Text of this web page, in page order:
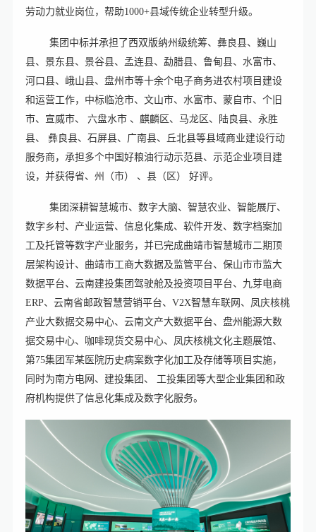
劳动力就业岗位，帮助1000+县域传统企业转型升级。
集团中标并承担了西双版纳州级统筹、彝良县、巍山
县、景东县、景谷县、孟连县、勐腊县、鲁甸县、水富市、
河口县、峨山县、盘州市等十余个电子商务进农村项目建设
和运营工作，中标临沧市、文山市、水富市、蒙自市、个旧
市、宣威市、 六盘水市 、麒麟区、马龙区、陆良县、永胜
县、 彝良县、石屏县、广南县、丘北县等县域商业建设行动
服务商，承担多个中国好粮油行动示范县、示范企业项目建
设，并获得省、州（市） 、县（区） 好评。
集团深耕智慧城市、数字大脑、智慧农业、智能展厅、
数字乡村、产业运营、信息化集成、软件开发、数字档案加
工及托管等数字产业服务，并已完成曲靖市智慧城市二期顶
层架构设计、曲靖市工商大数据及监管平台、保山市市监大
数据平台、云南建投集团驾驶舱及投资项目平台、九芽电商
ERP、云南省邮政智慧营销平台、V2X智慧车联网、凤庆核桃
产业大数据交易中心、云南文产大数据平台、盘州能源大数
据交易中心、咖啡现货交易中心、凤庆核桃文化主题展馆、
第75集团军某医院历史病案数字化加工及存储等项目实施，
同时为南方电网、建投集团、 工投集团等大型企业集团和政
府机构提供了信息化集成及数字化服务。